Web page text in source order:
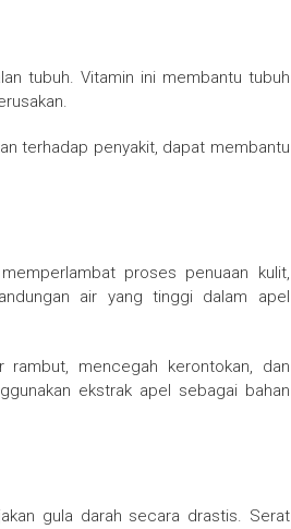
tubuh. Vitamin ini membantu tubuh
terhadap penyakit, dapat membantu
memperlambat proses penuaan kulit,
air yang tinggi dalam apel
mencegah kerontokan, dan
ekstrak apel sebagai bahan
gula darah secara drastis. Serat